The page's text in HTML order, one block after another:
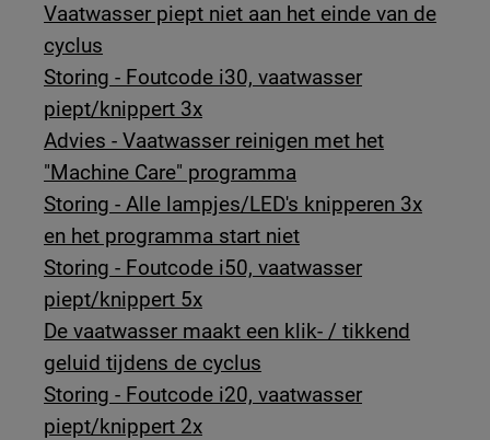
Vaatwasser piept niet aan het einde van de
cyclus
Storing - Foutcode i30, vaatwasser
piept/knippert 3x
Advies - Vaatwasser reinigen met het
"Machine Care" programma
Storing - Alle lampjes/LED's knipperen 3x
en het programma start niet
Storing - Foutcode i50, vaatwasser
piept/knippert 5x
De vaatwasser maakt een klik- / tikkend
geluid tijdens de cyclus
Storing - Foutcode i20, vaatwasser
piept/knippert 2x